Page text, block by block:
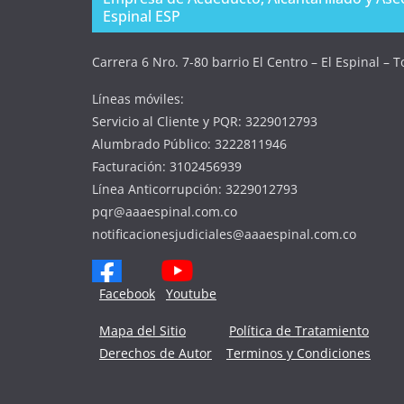
Espinal ESP
Carrera 6 Nro. 7-80 barrio El Centro – El Espinal –
Líneas móviles:
Servicio al Cliente y PQR: 3229012793
Alumbrado Público: 3222811946
Facturación: 3102456939
Línea Anticorrupción: 3229012793
pqr@aaaespinal.com.co
notificacionesjudiciales@aaaespinal.com.co
Facebook Youtube
Mapa del Sitio
Política de Tratamiento
Derechos de Autor
Terminos y Condiciones